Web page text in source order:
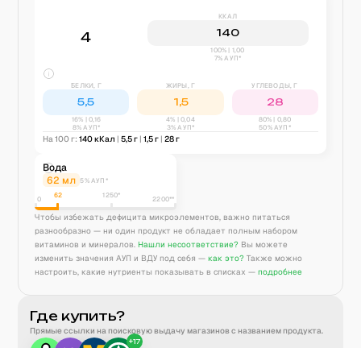
4
ККАЛ
140
100% | 1,00
7% АУП*
БЕЛКИ, Г
5,5
16% |0,16
8% АУП*
ЖИРЫ, Г
1,5
4% |0,04
3% АУП*
УГЛЕВОДЫ, Г
28
80% | 0,80
50% АУП*
На 100 г: 140кКал | 5,5г | 1,5г | 28г
Вода
62 мл 5% АУП*
0 62 1250* 2200**
Чтобы избежать дефицита микроэлементов, важно питаться
разнообразно — ни один продукт не обладает полным набором
витаминов и минералов. Нашли несоответствие? Вы можете
изменить значения АУП и ВДУ под себя — как это? Также можно
настроить, какие нутриенты показывать в списках — подробнее
Где купить?
Прямые ссылки на поисковую выдачу магазинов с названием продукта.
+17